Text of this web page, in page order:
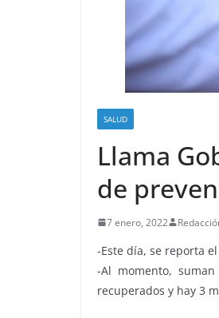
SALUD
Llama
de
7 enero, 2022
-Este día, se reporta
-Al momento,
recuperados y hay 3